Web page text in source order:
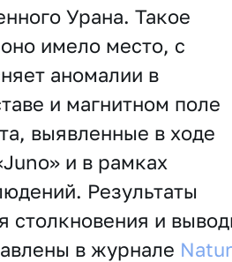
Урана. Такое
имело место, с
аномалии в
и магнитном поле
выявленные в ходе
и в рамках
Результаты
столкновения и
в журнале